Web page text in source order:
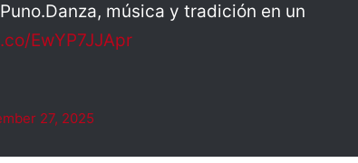
música y tradición en un
EwYP7JJApr
27, 2025